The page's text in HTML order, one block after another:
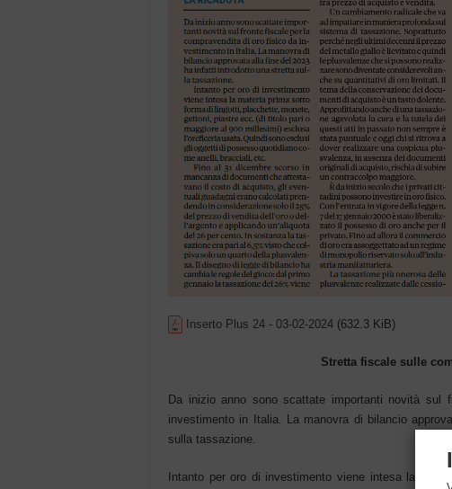
Inserto Plus 24 - 03-02-2024 (632.3 KiB)
Stretta fiscale sulle
Da inizio anno sono scattate importanti novità sul
investimento in Italia. La manovra di bilancio
sulla tassazione.
Intanto per oro di investimento viene intesa la